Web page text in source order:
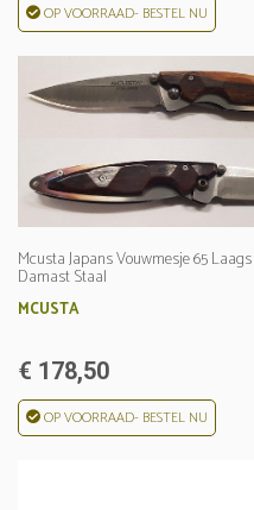
OP VOORRAAD- BESTEL NU
Mcusta Japans Vouwmesje 65
Damast Staal
MCUSTA
€ 178,50
OP VOORRAAD- BESTEL NU